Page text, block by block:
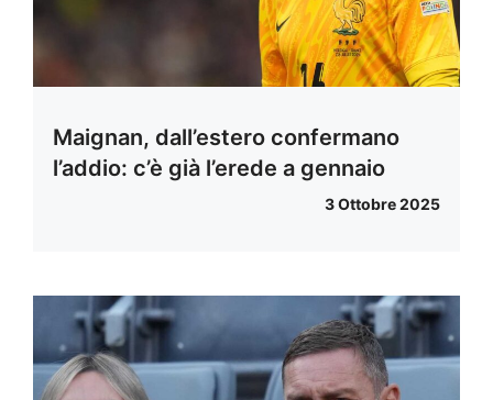
Maignan, dall’estero confermano
l’addio: c’è già l’erede a gennaio
3 Ottobre 2025